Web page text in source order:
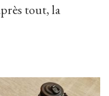
tout, la